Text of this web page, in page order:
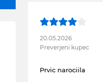
20.05.2026
Preverjeni kupec
Prvic narociila